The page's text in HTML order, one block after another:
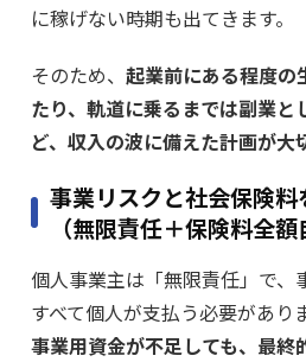
に稼げない時期も出てきます。
そのため、 起業前にある程度の
たり、軌道に乗るまでは副業と
ど、収入の波に備えた計画が大
事業リスクと社会保険料
（無限責任＋保険料全額
個人事業主は「無限責任」で、
すべて個人が支払う必要があり
事業用資金が不足しても、最終